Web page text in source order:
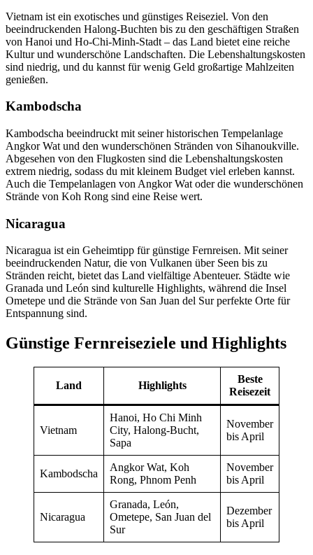
Vietnam ist ein exotisches und günstiges Reiseziel. Von den
beeindruckenden Halong-Buchten bis zu den geschäftigen Straßen
von Hanoi und Ho-Chi-Minh-Stadt – das Land bietet eine reiche
Kultur und wunderschöne Landschaften. Die Lebenshaltungskosten
sind niedrig, und du kannst für wenig Geld großartige Mahlzeiten
genießen.
Kambodscha
Kambodscha beeindruckt mit seiner historischen Tempelanlage
Angkor Wat und den wunderschönen Stränden von Sihanoukville.
Abgesehen von den Flugkosten sind die Lebenshaltungskosten
extrem niedrig, sodass du mit kleinem Budget viel erleben kannst.
Auch die Tempelanlagen von Angkor Wat oder die wunderschönen
Strände von Koh Rong sind eine Reise wert.
Nicaragua
Nicaragua ist ein Geheimtipp für günstige Fernreisen. Mit seiner
beeindruckenden Natur, die von Vulkanen über Seen bis zu
Stränden reicht, bietet das Land vielfältige Abenteuer. Städte wie
Granada und León sind kulturelle Highlights, während die Insel
Ometepe und die Strände von San Juan del Sur perfekte Orte für
Entspannung sind​.
Günstige Fernreiseziele und Highlights
Land Highlights
Beste
Reisezeit
Vietnam
Hanoi, Ho Chi Minh
City, Halong-Bucht,
Sapa
November
bis April
Kambodscha
Angkor Wat, Koh
Rong, Phnom Penh
November
bis April
Nicaragua
Granada, León,
Ometepe, San Juan del
Sur
Dezember
bis April